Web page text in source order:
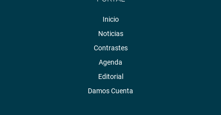
Inicio
Noticias
Contrastes
Agenda
Editorial
Damos Cuenta